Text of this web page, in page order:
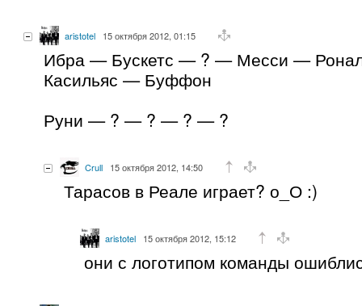
aristotel 15 октября 2012, 01:15
Ибра — Бускетс — ? — Месси —
Касильяс — Буффон
Руни — ? — ? — ? — ?
Crull 15 октября 2012, 14:50
Тарасов в Реале играет? о_О :)
aristotel 15 октября 2012, 15:12
они с логотипом команды